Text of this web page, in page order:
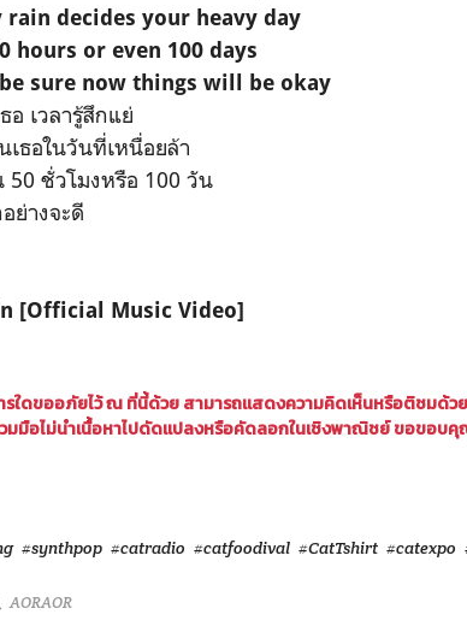
decides your heavy day
hours or even 100 days
sure now things will be okay
อ เวลารู้สึกแย่
ธอในวันที่เหนื่อยล้า
50 ชั่วโมงหรือ 100 วัน
ย่างจะดี
[Official Music Video]
ใดขออภัยไว้ ณ ที่นี้ด้วย สามารถแสดงความคิดเห็นหรือติชมด้
มมือไม่นำเนื้อหาไปดัดแปลงหรือคัดลอกในเชิงพาณิชย์ ขอขอบคุ
#synthpop #catradio #catfoodival #CatTshirt #catexpo
AORAOR